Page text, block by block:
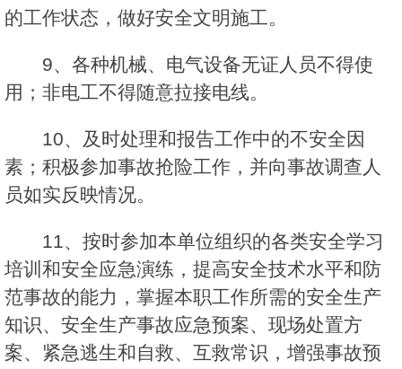
的工作状态，做好安全文明施工。
9、各种机械、电气设备无证人员不得使
用；非电工不得随意拉接电线。
10、及时处理和报告工作中的不安全因
素；积极参加事故抢险工作，并向事故调查人
员如实反映情况。
11、按时参加本单位组织的各类安全学习
培训和安全应急演练，提高安全技术水平和防
范事故的能力，掌握本职工作所需的安全生产
知识、安全生产事故应急预案、现场处置方
案、紧急逃生和自救、互救常识，增强事故预